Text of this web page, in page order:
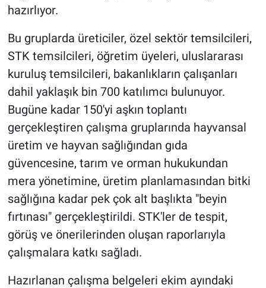
hazırlıyor.
Bu gruplarda üreticiler, özel sektör temsilcileri,
STK temsilcileri, öğretim üyeleri, uluslararası
kuruluş temsilcileri, bakanlıkların çalışanları
dahil yaklaşık bin 700 katılımcı bulunuyor.
Bugüne kadar 150'yi aşkın toplantı
gerçekleştiren çalışma gruplarında hayvansal
üretim ve hayvan sağlığından gıda
güvencesine, tarım ve orman hukukundan
mera yönetimine, üretim planlamasından bitki
sağlığına kadar pek çok alt başlıkta "beyin
fırtınası" gerçekleştirildi. STK'ler de tespit,
görüş ve önerilerinden oluşan raporlarıyla
çalışmalara katkı sağladı.
Hazırlanan çalışma belgeleri ekim ayındaki